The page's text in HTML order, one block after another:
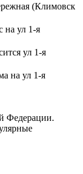
(Климовск
на ул 1-я
ул 1-я
на ул 1-я
Федерации.